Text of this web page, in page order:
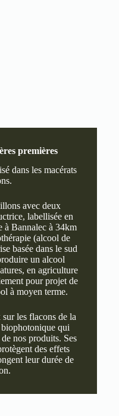
premières
dans les macérats
avec deux
labellisée en
à Bannalec à 34km
(alcool de
basée dans le sud
un alcool
en agriculture
pour projet de
à moyen terme.
les flacons de la
qui
nos produits. Ses
des effets
leur durée de